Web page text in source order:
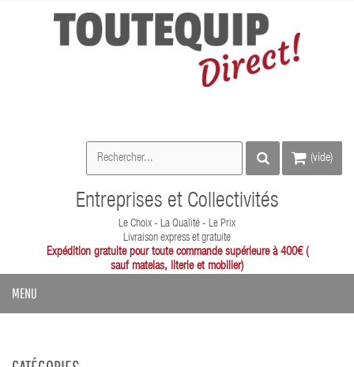
(vide)
Entreprises et Collectivités
Le Choix - La Qualité - Le Prix
Livraison express et gratuite
Expédition gratuite pour toute commande supérieure à 400€ (
sauf matelas, literie et mobilier)
MENU